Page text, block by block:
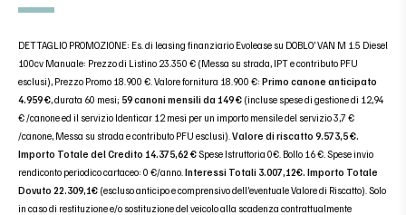
DETTAGLIO PROMOZIONE: Es. di leasing finanziario Evolease su DOBLO’ VAN M 1.5 Diesel
100cv Manuale: Prezzo di Listino 23.350 € (Messa su strada, IPT e contributo PFU
esclusi), Prezzo Promo 18.900 €. Valore fornitura 18.900 €: Primo canone anticipato
4.959 €, durata 60 mesi; 59 canoni mensili da 149 € (incluse spese di gestione di 12,94
€ /canone ed il servizio Identicar 12 mesi per un importo mensile del servizio 3,7 €
/canone, Messa su strada e contributo PFU esclusi). Valore di riscatto 9.573,5 €.
Importo Totale del Credito 14.375,62 €Spese Istruttoria 0€. Bollo 16 €. Spese invio
rendiconto periodico cartaceo: 0 €/anno. Interessi Totali 3.007,12€. Importo Totale
Dovuto 22.309,1€ (escluso anticipo e comprensivo dell’eventuale Valore di Riscatto). Solo
in caso di restituzione e/o sostituzione del veicolo alla scadenza contrattualmente